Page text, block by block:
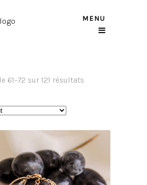
MENU
61–72 sur 121 résultats